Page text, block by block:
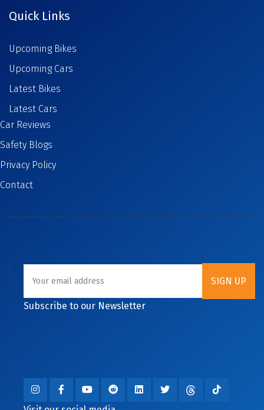
Quick Links
Upcoming Bikes
Upcoming Cars
Latest Bikes
Latest Cars
Car Reviews
Safety Blogs
Privacy Policy
Contact
Subscribe to our Newsletter